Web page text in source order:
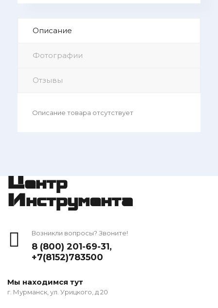
Описание
Фотографии
Отзывы
Описание товара отсутствует
Центр
Инструмента
Возникли вопросы? Звоните!
8 (800) 201-69-31,
+7(8152)783500
Мы находимся тут
г. Мурманск, ул. Урицкого, д 20